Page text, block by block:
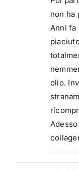
non ha
Anni fa
olio.